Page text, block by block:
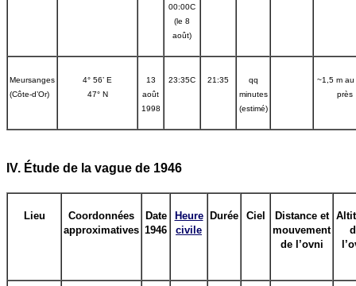
00:00C
(le 8
août)
Meursanges
(Côte-d’Or)
4° 56’ E
47° N
13
août
1998
23:35C 21:35
qq
minutes
(estimé)
~1,5 m au
près
IV. Étude de la vague de 1946
Lieu
Coordonnées
approximatives
Date
1946
Heure
civile
Durée Ciel
Distance et
mouvement
de l’ovni